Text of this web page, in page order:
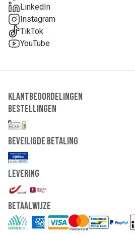
LinkedIn
Instagram
TikTok
YouTube
Klantbeoordelingen
Bestellingen
Beveiligde Betaling
Levering
Betaalwijze